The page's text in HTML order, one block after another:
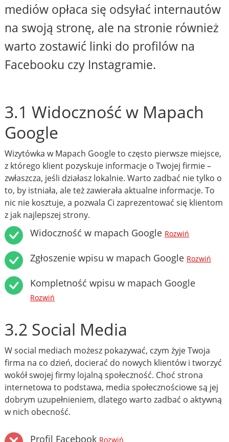
mediów opłaca się odsyłać internautów
na swoją stronę, ale na stronie również
warto zostawić linki do profilów na
Facebooku czy Instagramie.
3.1 Widoczność w Mapach
Google
Wizytówka w Mapach Google to często pierwsze miejsce,
z którego klient pozyskuje informacje o Twojej firmie –
zwłaszcza, jeśli działasz lokalnie. Warto zadbać nie tylko o
to, by istniała, ale też zawierała aktualne informacje. To
nic nie kosztuje, a pozwala Ci zaprezentować się klientom
z jak najlepszej strony.
Widoczność w mapach Google Rozwiń
Zgłoszenie wpisu w mapach Google Rozwiń
Kompletność wpisu w mapach Google
Rozwiń
3.2 Social Media
W social mediach możesz pokazywać, czym żyje Twoja
firma na co dzień, docierać do nowych klientów i tworzyć
wokół swojej firmy lojalną społeczność. Choć strona
internetowa to podstawa, media społecznościowe są jej
dobrym uzupełnieniem, dlatego warto zadbać o aktywną
w nich obecność.
Profil Facebook